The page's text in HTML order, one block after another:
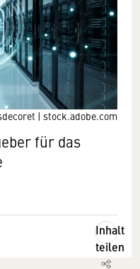
| stock.adobe.com
für das
Inhalt
teilen